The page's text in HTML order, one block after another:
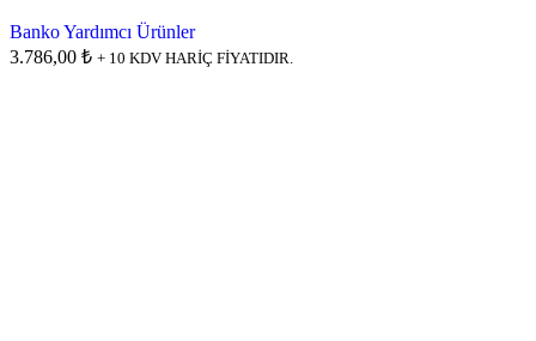
Banko Yardımcı Ürünler
3.786,00 ₺ + 10 KDV HARİÇ FİYATIDIR.